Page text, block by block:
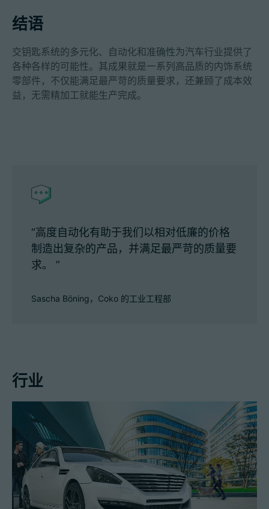
结语
交钥匙系统的多元化、自动化和准确性为汽车行业提供了
各种各样的可能性。其成果就是一系列高品质的内饰系统
零部件，不仅能满足最严苛的质量要求，还兼顾了成本效
益，无需精加工就能生产完成。
“高度自动化有助于我们以相对低廉的价格
制造出复杂的产品，并满足最严苛的质量要
求。 ”
Sascha Böning，Coko 的工业工程部
行业